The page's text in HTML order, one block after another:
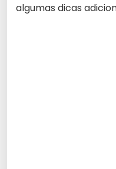
algumas dicas